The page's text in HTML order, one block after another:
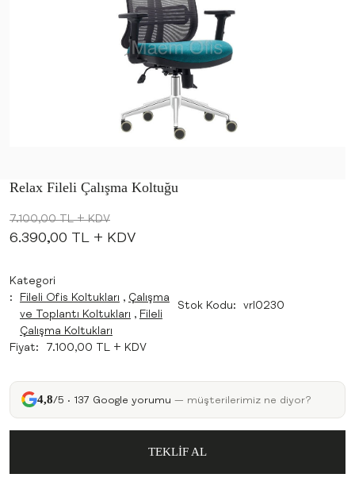
Relax Fileli Çalışma Koltuğu
6.390,00 TL + KDV
7.100,00 TL+ KDV
Kategori
Fileli Ofis Koltukları , Çalışma
ve Toplantı Koltukları , Fileli
Çalışma Koltukları
Stok Kodu vrl0230
Fiyat 7.100,00 TL + KDV
4,8/5 · 137 Google yorumu — müşterilerimiz ne diyor?
TEKLİF AL